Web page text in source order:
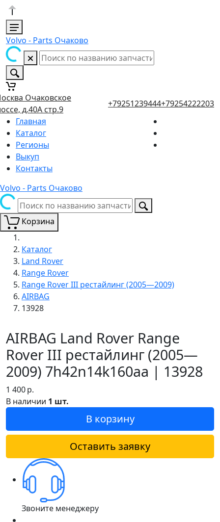
Volvo - Parts Очаково
Очаковское
д.40А стр.9
+79251239444+79254222203
Главная
Каталог
Регионы
Выкуп
Контакты
Volvo - Parts Очаково
Корзина
Каталог
Land Rover
Range Rover
Range Rover III рестайлинг (2005—2009)
AIRBAG
13928
AIRBAG Land Rover Range
Rover III рестайлинг (2005—
2009) 7h42n14k160aa | 13928
1 400р.
В наличии 1 шт.
В корзину
Оставить заявку
Звоните менеджеру